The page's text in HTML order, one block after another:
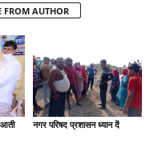
FROM AUTHOR
नगर परिषद प्रशासन ध्यान दें